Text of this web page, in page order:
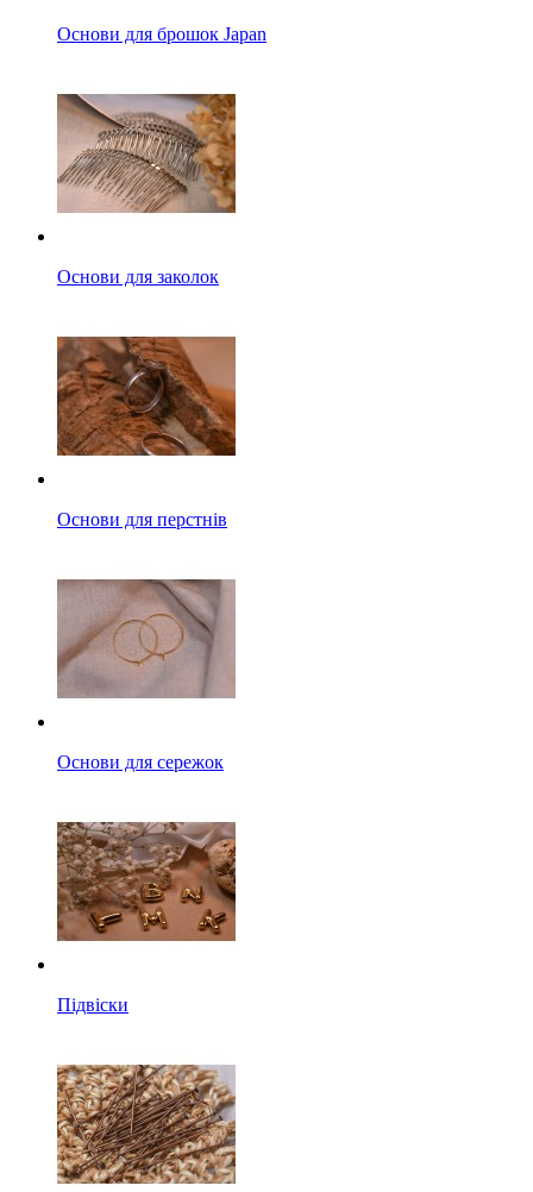
Основи для брошок Japan
Основи для заколок
Основи для перстнів
Основи для сережок
Підвіски